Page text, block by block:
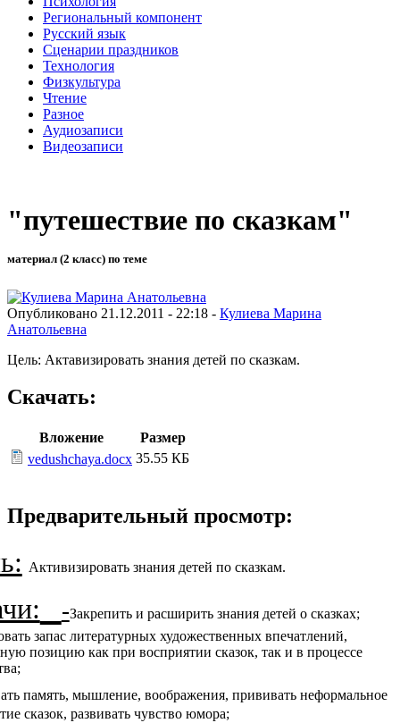
Региональный компонент
Русский язык
Сценарии праздников
Технология
Физкультура
Чтение
Разное
Аудиозаписи
Видеозаписи
"путешествие по сказкам"
материал (2 класс) по теме
Опубликовано 21.12.2011 - 22:18 - Кулиева Марина
Анатольевна
Цель: Актавизировать знания детей по сказкам.
Скачать:
Вложение
Размер
vedushchaya.docx 35.55 КБ
Предварительный просмотр:
Активизировать знания детей по сказкам.
-Закрепить и расширить знания детей о сказках;
запас литературных художественных впечатлений,
позицию как при восприятии сказок, так и в процессе
память, мышление, воображения, прививать неформальное
сказок, развивать чувство юмора;